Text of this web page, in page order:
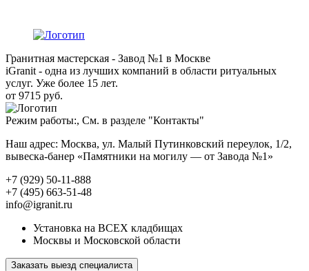
Гранитная мастерская - Завод №1 в Москве
iGranit - одна из лучших компаний в области ритуальных
услуг. Уже более 15 лет.
от 9715 руб.
Режим работы:, См. в разделе "Контакты"
Наш адрес: Москва, ул. Малый Путинковский переулок, 1/2,
вывеска-банер «Памятники на могилу — от Завода №1»
+7 (929) 50-11-888
+7 (495) 663-51-48
info@igranit.ru
Установка на ВСЕХ кладбищах
Москвы и Московской области
Заказать выезд специалиста